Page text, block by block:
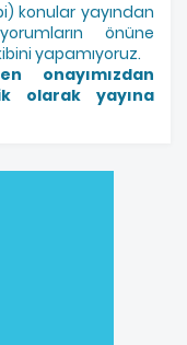
konular yayından
önüne
yapamıyoruz.
onayımızdan
olarak yayına